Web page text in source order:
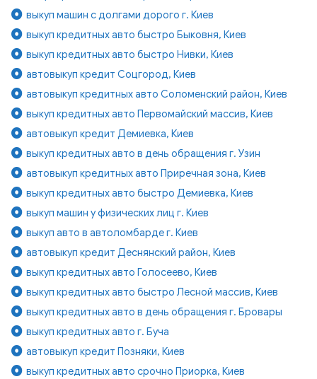
выкуп машин с долгами дорого г. Киев
выкуп кредитных авто быстро Быковня, Киев
выкуп кредитных авто быстро Нивки, Киев
автовыкуп кредит Соцгород, Киев
автовыкуп кредитных авто Соломенский район, Киев
выкуп кредитных авто Первомайский массив, Киев
автовыкуп кредит Демиевка, Киев
выкуп кредитных авто в день обращения г. Узин
автовыкуп кредитных авто Приречная зона, Киев
выкуп кредитных авто быстро Демиевка, Киев
выкуп машин у физических лиц г. Киев
выкуп авто в автоломбарде г. Киев
автовыкуп кредит Деснянский район, Киев
выкуп кредитных авто Голосеево, Киев
выкуп кредитных авто быстро Лесной массив, Киев
выкуп кредитных авто в день обращения г. Бровары
выкуп кредитных авто г. Буча
автовыкуп кредит Позняки, Киев
выкуп кредитных авто срочно Приорка, Киев